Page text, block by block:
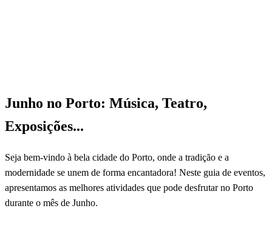
Junho no Porto: Música, Teatro,
Exposições...
Seja bem-vindo à bela cidade do Porto, onde a tradição e a
modernidade se unem de forma encantadora! Neste guia de eventos,
apresentamos as melhores atividades que pode desfrutar no Porto
durante o mês de Junho.